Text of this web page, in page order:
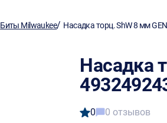
Биты Milwaukee/ Насадка торц. ShW 8 мм
Насадка
0 0 отзывов